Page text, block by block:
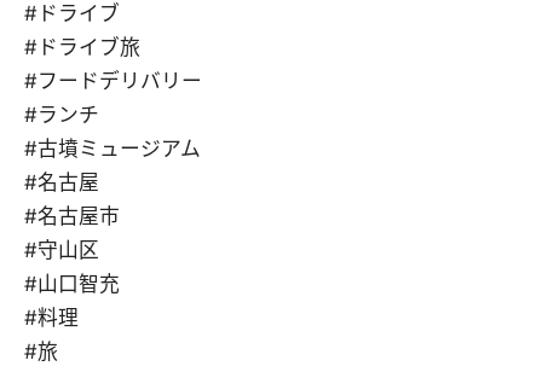
#ドライブ
#ドライブ旅
#フードデリバリー
#ランチ
#古墳ミュージアム
#名古屋
#名古屋市
#守山区
#山口智充
#料理
#旅